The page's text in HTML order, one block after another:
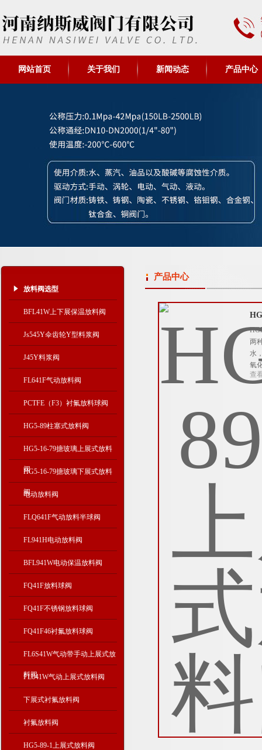
网站首页 关于我们 新闻动态 产品中心
放料阀选型
BFL41W上下展保温放料阀
Js545Y伞齿轮Y型料浆阀
J45Y料浆阀
FL641F气动放料阀
PCTFE（F3）衬氟放料球阀
HG5-89柱塞式放料阀
HG5-16-79搪玻璃上展式放料
阀
HG5-16-79搪玻璃下展式放料
阀
电动放料阀
FLQ641F气动放料半球阀
FL941H电动放料阀
BFL941W电动保温放料阀
FQ41F放料球阀
FQ41F不锈钢放料球阀
FQ41F46衬氟放料球阀
FL6S41W气动带手动上展式放
料阀
FL641W气动上展式放料阀
下展式衬氟放料阀
衬氟放料阀
HG5-89-1上展式放料阀
产品中心
两
水
氧
查